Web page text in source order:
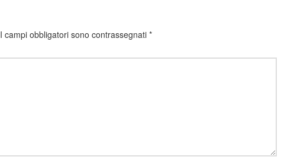
I campi obbligatori sono contrassegnati *